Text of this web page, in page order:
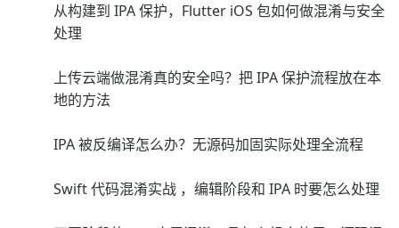
从构建到 IPA 保护，Flutter iOS 包如何做混淆与安全
处理
上传云端做混淆真的安全吗？把 IPA 保护流程放在本
地的方法
IPA 被反编译怎么办？无源码加固实际处理全流程
Swift 代码混淆实战 ，编辑阶段和 IPA 时要怎么处理